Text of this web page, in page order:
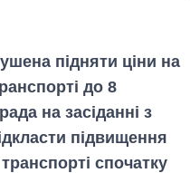
підняти ціни на
до 8
на засіданні з
підвищення
спочатку